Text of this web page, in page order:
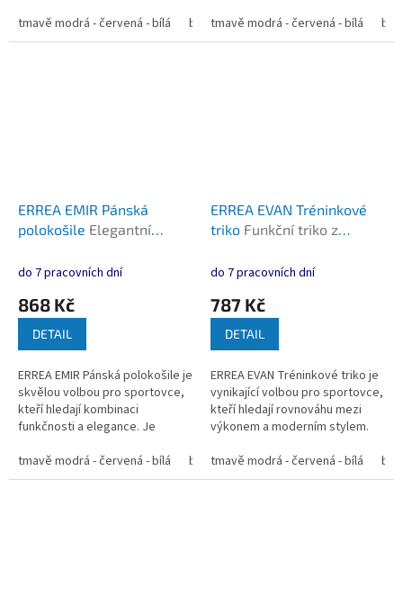
tmavě modrá - červená - bílá
bílá - modrá - tmavě modrá modrá -
reprezentaci. ...
tmavě modrá - červená - bílá
ERREA EMIR Pánská
polokošile Elegantní
funkční tkaniny pro
styl
do 7 pracovních dní
868 Kč
DETAIL
ERREA EMIR Pánská polokošile je
skvělou volbou pro sportovce,
kteří hledají kombinaci
funkčnosti a elegance. Je
Future (100% recyklovaný
polyester)...
tmavě modrá - červená - bílá bílá - modrá - tmavě modrá modrá -
ERREA EVAN Tréninkové
triko Funkční triko z
pro výkon a reprezentaci
do 7 pracovních dní
787 Kč
DETAIL
ERREA EVAN Tréninkové triko je
vynikající volbou pro sportovce,
kteří hledají rovnováhu mezi
výkonem a moderním stylem.
potiskem a páskou na hrudi...
tmavě modrá - červená - bílá